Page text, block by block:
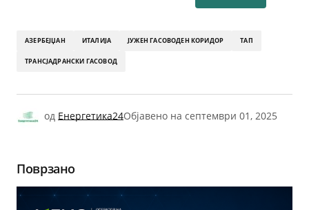
АЗЕРБЕЈЏАН ИТАЛИЈА ЈУЖЕН ГАСОВОДЕН КОРИДОР ТАП
ТРАНСЈАДРАНСКИ ГАСОВОД
од Енергетика24Објавено на септември 01, 2025
Поврзано